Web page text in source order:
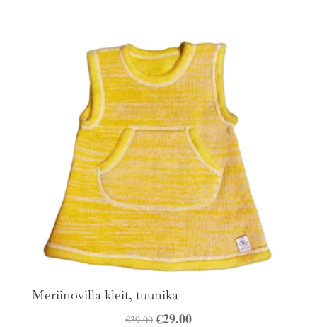
€35.00.€25.00.
Meriinovilla kleit, tuunika
€39.00 Algne
€29.00Praegune